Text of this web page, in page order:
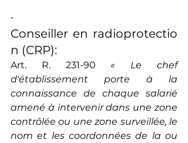
·
Conseiller en radioprotectio
n (CRP):
Art. R. 231-90 « Le chef
d'établissement porte à la
connaissance de chaque salarié
amené à intervenir dans une zone
contrôlée ou une zone surveillée, le
nom et les coordonnées de la ou